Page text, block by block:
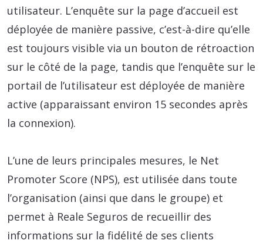
utilisateur. L’enquête sur la page d’accueil est
déployée de manière passive, c’est-à-dire qu’elle
est toujours visible via un bouton de rétroaction
sur le côté de la page, tandis que l’enquête sur le
portail de l’utilisateur est déployée de manière
active (apparaissant environ 15 secondes après
la connexion).
L’une de leurs principales mesures, le Net
Promoter Score (NPS), est utilisée dans toute
l’organisation (ainsi que dans le groupe) et
permet à Reale Seguros de recueillir des
informations sur la fidélité de ses clients